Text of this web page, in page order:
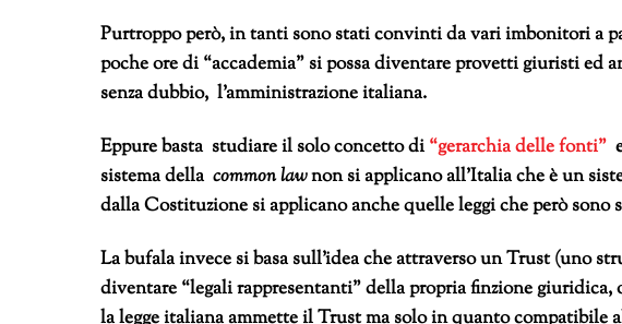
Purtroppo però, in tanti sono stati convinti da vari imbonitori a
poche ore di “accademia” si possa diventare provetti giuristi ed
senza dubbio, l’amministrazione italiana.
Eppure basta studiare il solo concetto di “gerarchia delle fonti”
sistema della common lawnon si applicano all’Italia che è un
dalla Costituzione si applicano anche quelle leggi che però sono
La bufala invece si basa sull’idea che attraverso un Trust (uno
diventare “legali rappresentanti” della propria finzione
la legge italiana ammette il Trust ma solo in quanto compatibile